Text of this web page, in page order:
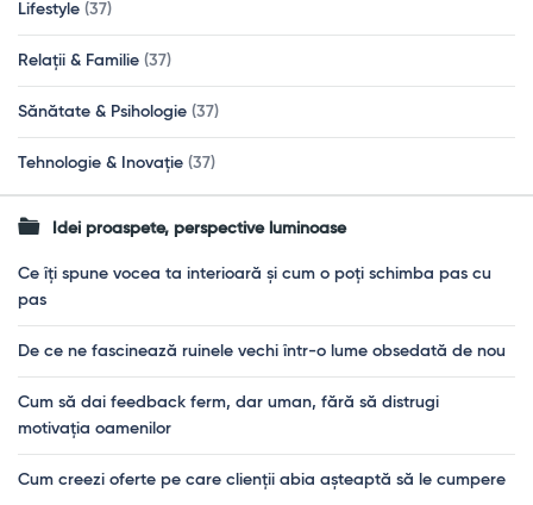
Lifestyle (37)
Relații & Familie (37)
Sănătate & Psihologie (37)
Tehnologie & Inovație (37)
Idei proaspete, perspective luminoase
Ce îți spune vocea ta interioară și cum o poți schimba pas cu
pas
De ce ne fascinează ruinele vechi într-o lume obsedată de nou
Cum să dai feedback ferm, dar uman, fără să distrugi
motivația oamenilor
Cum creezi oferte pe care clienții abia așteaptă să le cumpere